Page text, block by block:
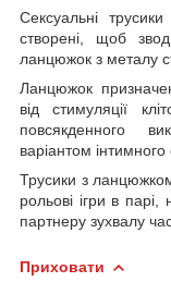
Сексуальні
створені, щоб
ланцюжок з металу
Ланцюжок
від стимуляції
повсякденного
варіантом інтимного
Трусики з
рольові ігри в
партнеру зухвалу
Приховати